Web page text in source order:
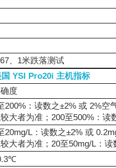
、1米跌落测试
国 YSI Pro20i 主机指标
度
200%：读数之±2% 或 2%空
大者为准；200至500%：读
20mg/L：读数之±2% 或
大者为准；20至50mg/L：读